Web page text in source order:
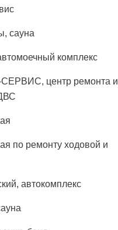
сауна
комплекс
центр ремонта и
по ремонту ходовой и
автокомплекс